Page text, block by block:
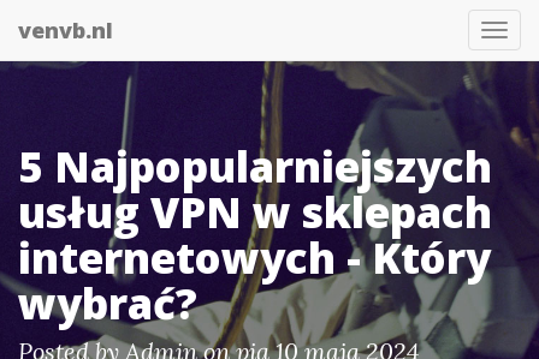
venvb.nl
5 Najpopularniejszych
usług VPN w sklepach
internetowych - Który
wybrać?
Posted byAdminon pią 10 maja 2024